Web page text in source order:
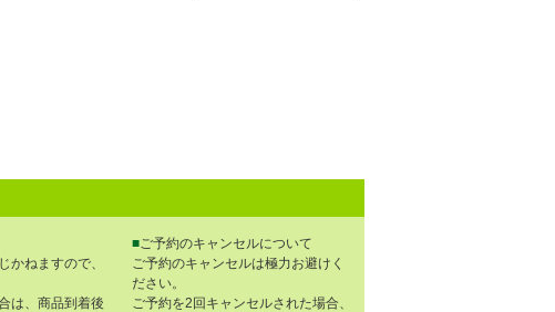
かねますので、
は、商品到着後
■ご予約のキャンセルについて
ご予約のキャンセルは極力お避けく
ださい。
ご予約を2回キャンセルされた場合、